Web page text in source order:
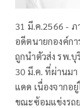
31 มี.ค.2566 -
อดีตนายกองค์ก
ถูกนำตัวส่ง รพ.บุ
30 มี.ค. ที่ผ่านม
แดด เนื่องจากอ
ขณะซ้อมแข่งรถ